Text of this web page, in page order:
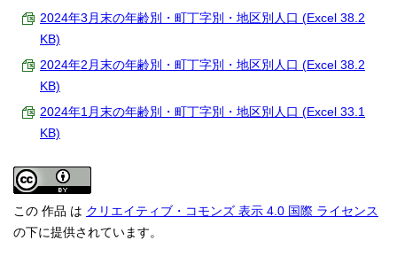
2024年3月末の年齢別・町丁字別・地区別人口 (Excel 38.2
KB)
2024年2月末の年齢別・町丁字別・地区別人口 (Excel 38.2
KB)
2024年1月末の年齢別・町丁字別・地区別人口 (Excel 33.1
KB)
この 作品 は クリエイティブ・コモンズ 表示 4.0 国際 ライセンス
の下に提供されています。